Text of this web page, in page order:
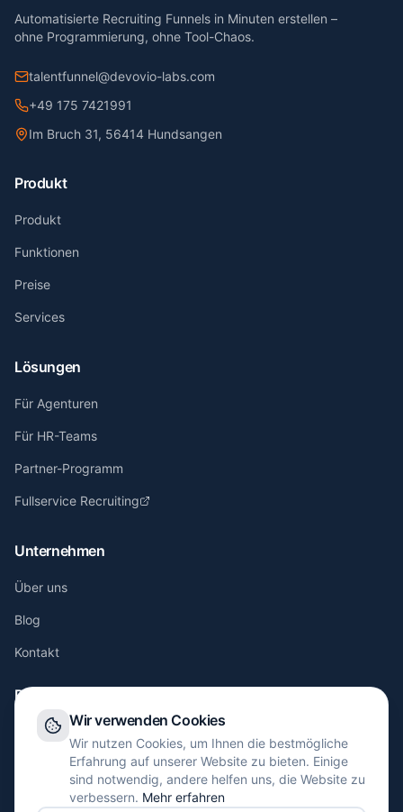
Wir verwenden Cookies
Wir nutzen Cookies, um Ihnen die bestmögliche
Erfahrung auf unserer Website zu bieten. Einige
sind notwendig, andere helfen uns, die Website zu
verbessern. Mehr erfahren
Automatisierte Recruiting Funnels in Minuten erstellen –
ohne Programmierung, ohne Tool-Chaos.
talentfunnel@devovio-labs.com
+49 175 7421991
Im Bruch 31, 56414 Hundsangen
Produkt
Produkt
Funktionen
Preise
Services
Lösungen
Für Agenturen
Für HR-Teams
Partner-Programm
Fullservice Recruiting
Unternehmen
Über uns
Blog
Kontakt
Rechtliches
Impressum
Datenschutz